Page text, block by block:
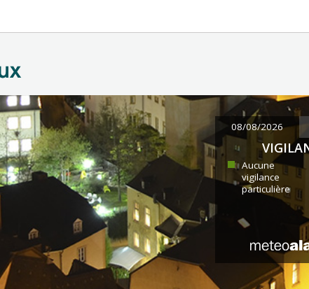
08/08/2026
Aucune
vigilance
particulière